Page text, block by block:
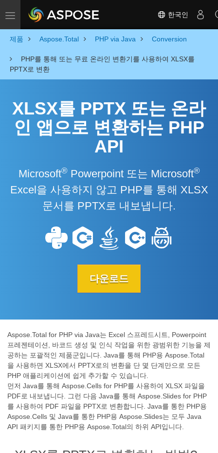
Toggle navigation 한국인
제품 Aspose.Total PHP via Java Conversion
PHP를 통해 또는 무료 온라인 변환기를 사용하여 XLSX를
PPTX로 변환
XLSX를 PPTX 또는 온라
인 앱으로 변환하는 PHP
API
Microsoft®Powerpoint 또는 Microsoft®
Excel을 사용하지 않고 PHP를 통해 XLSX
문서를 PPTX로 내보냅니다.
다운로드
Aspose.Total for PHP via Java는 Excel 스프레드시트, Powerpoint
프레젠테이션, 바코드 생성 및 인식 작업을 위한 광범위한 기능을 제
공하는 포괄적인 제품군입니다. Java를 통해 PHP용 Aspose.Total
을 사용하면 XLSX에서 PPTX로의 변환을 단 몇 단계만으로 모든
PHP 애플리케이션에 쉽게 추가할 수 있습니다.
먼저 Java를 통해 Aspose.Cells for PHP를 사용하여 XLSX 파일을
PDF로 내보냅니다. 그런 다음 Java를 통해 Aspose.Slides for PHP
를 사용하여 PDF 파일을 PPTX로 변환합니다. Java를 통한 PHP용
Aspose.Cells 및 Java를 통한 PHP용 Aspose.Slides는 모두 Java
API 패키지를 통한 PHP용 Aspose.Total의 하위 API입니다.